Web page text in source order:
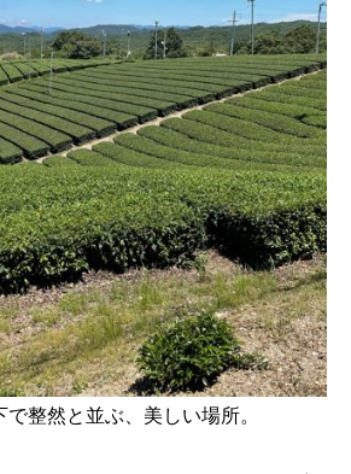
整然と並ぶ、美しい場所。